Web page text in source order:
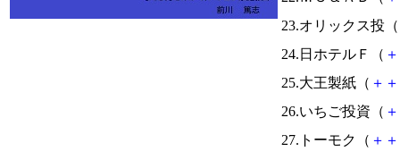
23.オリックス投（
24.日ホテルＦ（ ＋
25.大王製紙（ ＋ ＋
26.いちご投資（ ＋
27.トーモク（ ＋ ＋